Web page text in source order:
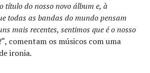
título do nosso novo álbum e, à
todas as bandas do mundo pensam
mais recentes, sentimos que é o nosso
“, comentam os músicos com uma
ironia.